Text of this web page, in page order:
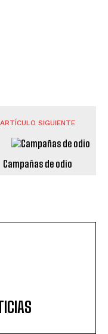
ARTÍCULO SIGUIENTE
Campañas de odio